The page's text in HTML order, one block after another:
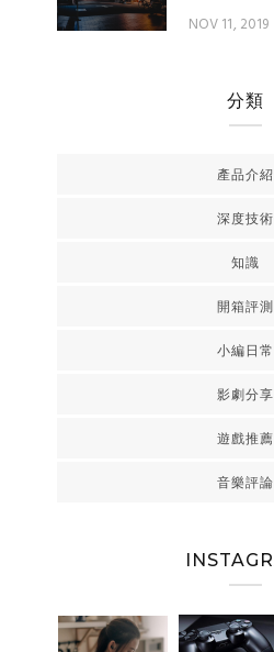
NOV 11, 2019
分類
產品介紹
深度技術
知識
開箱評測
小編日常
影劇分享
遊戲推薦
音樂評論